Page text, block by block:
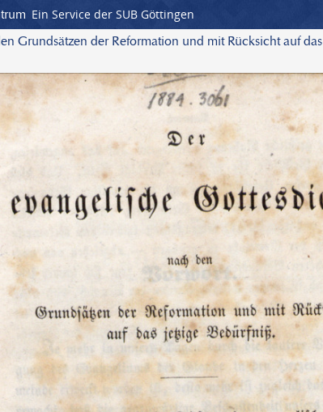
Ein Service der SUB Göttingen
Grundsätzen der Reformation und mit Rücksicht auf das